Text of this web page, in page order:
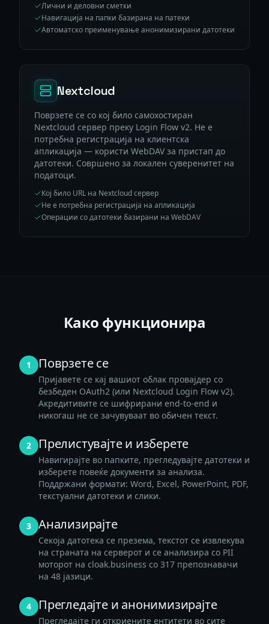
Лични и деловни сметки
Навигација на папки базирана на патеки
Автоматско преименување анонимизирани датотеки
Nextcloud
Поврзете се со кој било самохостиран
Nextcloud сервер преку Login Flow v2. Не е
потребна регистрација на клиентска
апликација — користи WebDAV за пристап до
датотеки. Совршено за локален суверенитет на
податоци.
Кој било URL на Nextcloud сервер
Не е потребна регистрација на апликација
Операции со датотеки базирани на WebDAV
Како функционира
1 Поврзете се
Пријавете се кај вашиот облак провајдер со
безбеден OAuth2 (или Nextcloud Login Flow v2).
Акредитивите се шифрирани end-to-end и
никогаш не се зачувуваат во обичен текст.
2 Прелистувајте и изберете
Навигирајте во папките, прегледувајте датотеки и
изберете повеќе документи за анализа.
Поддржани формати: Word, Excel, PowerPoint, PDF,
текстуални датотеки и слики.
3 Анализирајте
Секоја датотека се презема, текстот се извлекува
на страната на серверот и се анализира со PII
моторот на cloak.business со 317 препознавачи
на 48 јазици.
4 Прегледајте и анонимизирајте
Прегледајте ги откриените ентитети во сите